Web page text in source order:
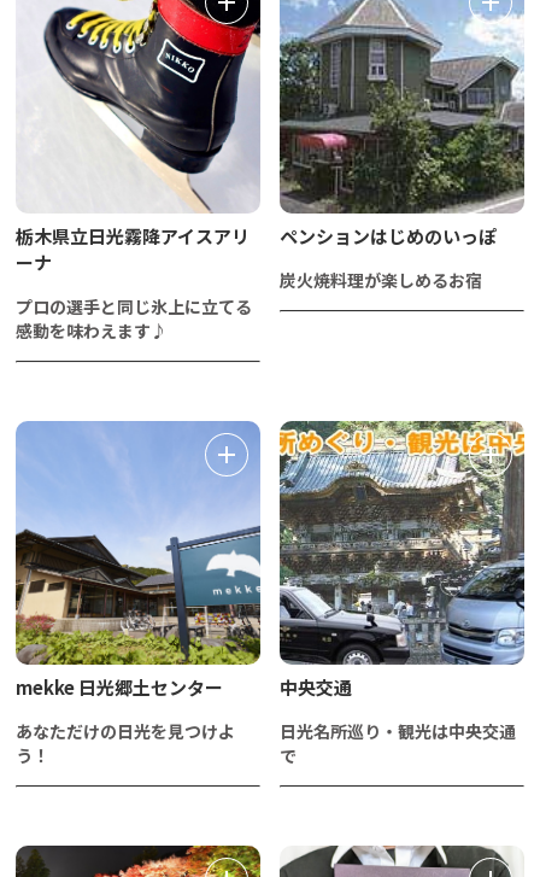
栃木県立日光霧降アイスアリ
ーナ
プロの選手と同じ氷上に立てる
感動を味わえます♪
ペンションはじめのいっぽ
炭火焼料理が楽しめるお宿
mekke 日光郷土センター
あなただけの日光を見つけよ
う！
中央交通
日光名所巡り・観光は中央交通
で